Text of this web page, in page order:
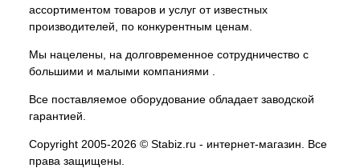
ассортиментом товаров и услуг от известных
производителей, по конкурентным ценам.
Мы нацелены, на долговременное сотрудничество с
большими и малыми компаниями .
Все поставляемое оборудование обладает заводской
гарантией.
Copyright 2005-2026 © Stabiz.ru - интернет-магазин. Все
права защищены.